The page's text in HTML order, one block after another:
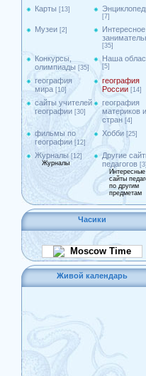
Карты [13]
[7]
Музеи [2]
[35]
Конкурсы,
олимпиады [35]
Наша
[5]
география
мира [10]
география
России [14]
сайты учителей
географии [30]
география
материков и
стран [4]
фильмы по
географии [12]
Хобби [25]
Журналы [12]
Журналы
Другие
педагогов [3]
Интересные
сайты
по другим
предметам
Часики
Moscow Time
Живой календарь